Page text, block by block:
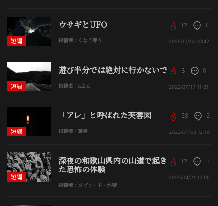
短編
ウサギとUFO
投稿者：くなう芽々
12 1
2022/11/14 00:42
短編
遊び半分では絶対に行かないで
投稿者：a.k.a
3 0
2022/07/17 11:21
短編
「アレ」と呼ばれた芙蓉図
投稿者：蔦男
28 2
2022/07/03 12:10
短編
深夜の和歌山県内の山道で起き
た恐怖の体験
投稿者：メゾン・ド・地獄
12 0
2022/04/21 12:05